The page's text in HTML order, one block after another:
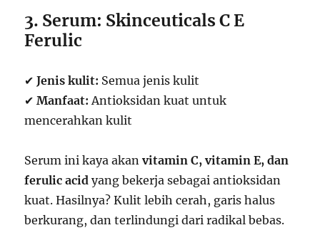
3. Serum: Skinceuticals C E
Ferulic
✔Jenis kulit: Semua jenis kulit
✔Manfaat: Antioksidan kuat untuk
mencerahkan kulit
Serum ini kaya akanvitamin C, vitamin E, dan
ferulic acid yang bekerja sebagai antioksidan
kuat. Hasilnya? Kulit lebih cerah, garis halus
berkurang, dan terlindungi dari radikal bebas.